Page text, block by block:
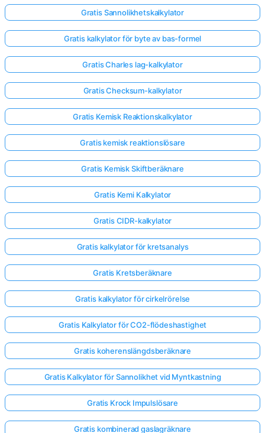
Gratis Sannolikhetskalkylator
Gratis kalkylator för byte av bas-formel
Gratis Charles lag-kalkylator
Gratis Checksum-kalkylator
Gratis Kemisk Reaktionskalkylator
Gratis kemisk reaktionslösare
Gratis Kemisk Skiftberäknare
Gratis Kemi Kalkylator
Gratis CIDR-kalkylator
Gratis kalkylator för kretsanalys
Gratis Kretsberäknare
Gratis kalkylator för cirkelrörelse
Gratis Kalkylator för CO2-flödeshastighet
Gratis koherenslängdsberäknare
Gratis Kalkylator för Sannolikhet vid Myntkastning
Gratis Krock Impulslösare
Gratis kombinerad gaslagräknare